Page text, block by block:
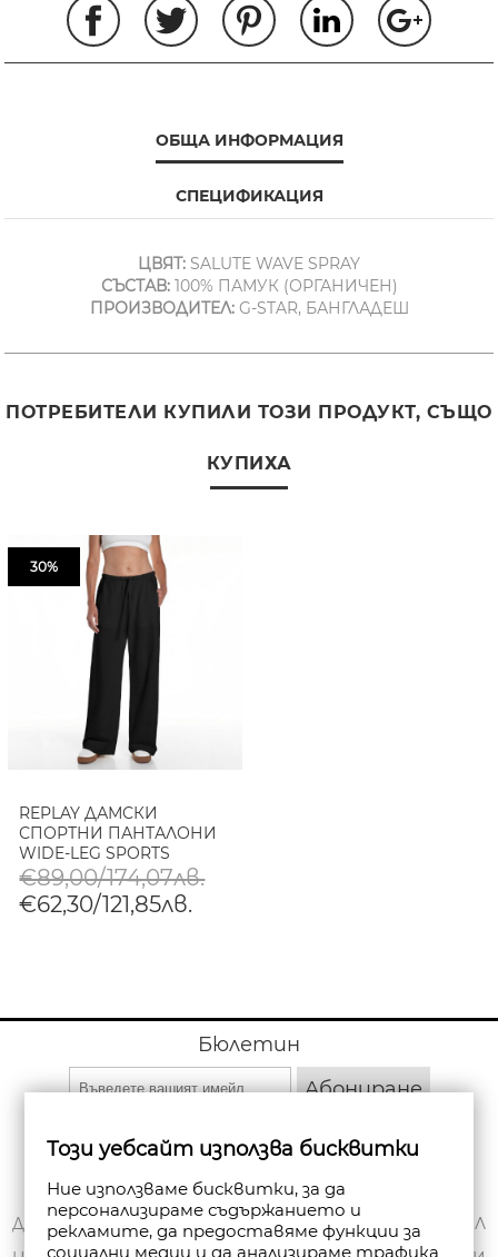
ОБЩА ИНФОРМАЦИЯ
СПЕЦИФИКАЦИЯ
ЦВЯТ: SALUTE WAVE SPRAY
СЪСТАВ:100% ПАМУК (ОРГАНИЧЕН)
ПРОИЗВОДИТЕЛ:G-STAR, БАНГЛАДЕШ
ПОТРЕБИТЕЛИ КУПИЛИ ТОЗИ ПРОДУКТ, СЪЩО
КУПИХА
30%
REPLAY ДАМСКИ
СПОРТНИ ПАНТАЛОНИ
WIDE-LEG SPORTS
TROUSERS WITH
DRAWSTRING В ЧЕРНО
€89,00/174,07лв.
€62,30/121,85лв.
Бюлетин
Абониране
ДОСТАВКА
ЗА НАС
МОЯТ ПРОФИЛ
Този уебсайт използва бисквитки
Ние използваме бисквитки, за да
персонализираме съдържанието и
рекламите, да предоставяме функции за
социални медии и да анализираме трафика